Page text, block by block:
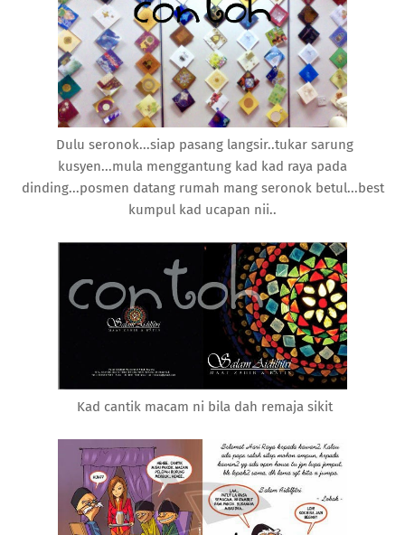
Dulu seronok...siap pasang langsir..tukar sarung
kusyen...mula menggantung kad kad raya pada
dinding...posmen datang rumah mang seronok betul...best
kumpul kad ucapan nii..
Kad cantik macam ni bila dah remaja sikit